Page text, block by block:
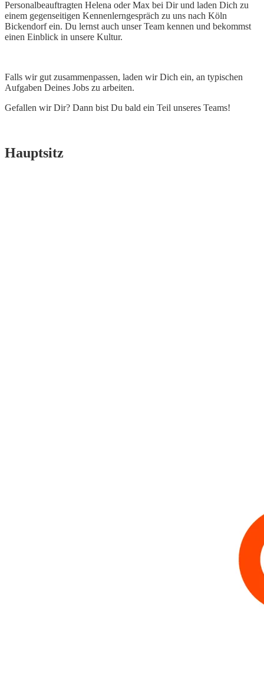
Personalbeauftragten Helena oder Max bei Dir und laden Dich zu
einem gegenseitigen Kennenlerngespräch zu uns nach Köln
Bickendorf ein. Du lernst auch unser Team kennen und bekommst
einen Einblick in unsere Kultur.
Falls wir gut zusammenpassen, laden wir Dich ein, an typischen
Aufgaben Deines Jobs zu arbeiten.
Gefallen wir Dir? Dann bist Du bald ein Teil unseres Teams!
Hauptsitz